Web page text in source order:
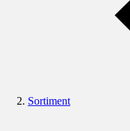
Sortiment